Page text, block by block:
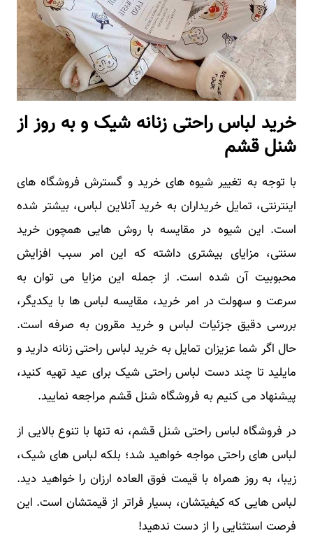
خرید لباس راحتی زنانه شیک و به روز از
شنل قشم
با توجه به تغییر شیوه های خرید و گسترش فروشگاه های
اینترنتی، تمایل خریداران به خرید آنلاین لباس، بیشتر شده
است. این شیوه در مقایسه با روش هایی همچون خرید
سنتی، مزایای بیشتری داشته که این امر سبب افزایش
محبوبیت آن شده است. از جمله این مزایا می توان به
سرعت و سهولت در امر خرید، مقایسه لباس ها با یکدیگر،
بررسی دقیق جزئیات لباس و خرید مقرون به صرفه است.
حال اگر شما عزیزان تمایل به خرید لباس راحتی زنانه دارید و
مایلید تا چند دست لباس راحتی شیک برای عید تهیه کنید،
پیشنهاد می کنیم به فروشگاه شنل قشم مراجعه نمایید.
در فروشگاه لباس راحتی شنل قشم، نه تنها با تنوع بالایی از
لباس های راحتی مواجه خواهید شد؛ بلکه لباس های شیک،
زیبا، به روز همراه با قیمت فوق العاده ارزان را خواهید دید.
لباس هایی که کیفیتشان، بسیار فراتر از قیمتشان است. این
فرصت استثنایی را از دست ندهید!